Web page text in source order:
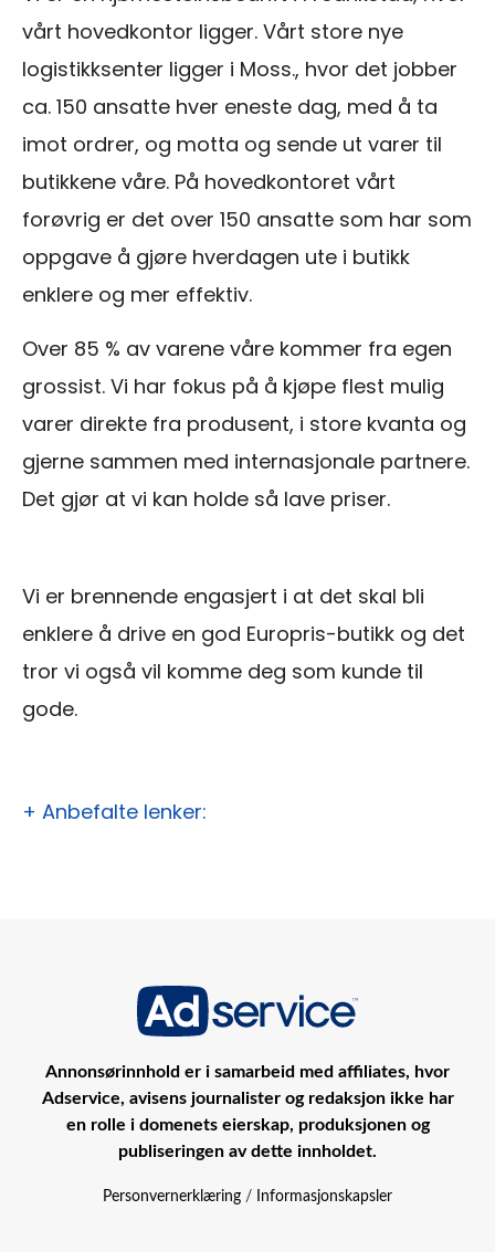
vårt hovedkontor ligger. Vårt store nye
logistikksenter ligger i Moss., hvor det jobber
ca. 150 ansatte hver eneste dag, med å ta
imot ordrer, og motta og sende ut varer til
butikkene våre. På hovedkontoret vårt
forøvrig er det over 150 ansatte som har som
oppgave å gjøre hverdagen ute i butikk
enklere og mer effektiv.
Over 85 % av varene våre kommer fra egen
grossist. Vi har fokus på å kjøpe flest mulig
varer direkte fra produsent, i store kvanta og
gjerne sammen med internasjonale partnere.
Det gjør at vi kan holde så lave priser.
Vi er brennende engasjert i at det skal bli
enklere å drive en god Europris-butikk og det
tror vi også vil komme deg som kunde til
gode.
+ Anbefalte lenker:
Annonsørinnhold er i samarbeid med affiliates, hvor
Adservice, avisens journalister og redaksjon ikke har
en rolle i domenets eierskap, produksjonen og
publiseringen av dette innholdet.
Personvernerklæring / Informasjonskapsler